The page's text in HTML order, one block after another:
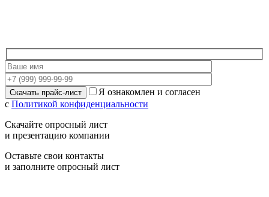
Я ознакомлен и согласен
с Политикой конфиденциальности
Скачайте опросный лист
и презентацию компании
Оставьте свои контакты
и заполните опросный лист